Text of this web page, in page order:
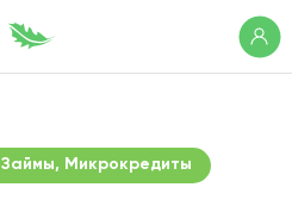
Займы, Микрокредиты